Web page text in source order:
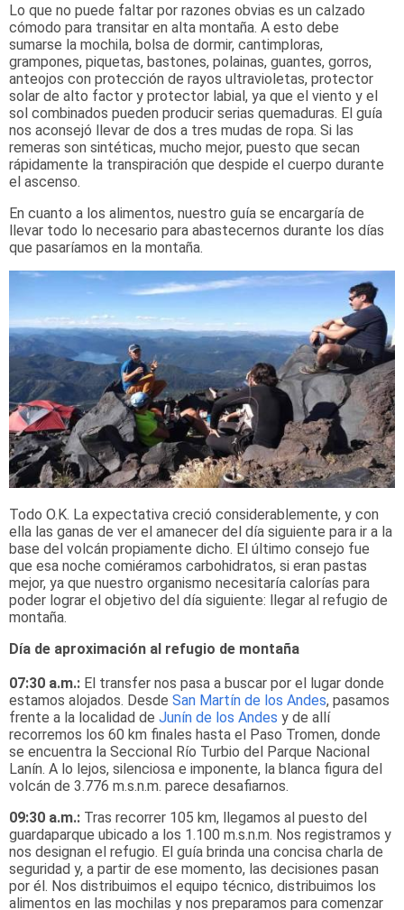
Lo que no puede faltar por razones obvias es un calzado
cómodo para transitar en alta montaña. A esto debe
sumarse la mochila, bolsa de dormir, cantimploras,
grampones, piquetas, bastones, polainas, guantes, gorros,
anteojos con protección de rayos ultravioletas, protector
solar de alto factor y protector labial, ya que el viento y el
sol combinados pueden producir serias quemaduras. El guía
nos aconsejó llevar de dos a tres mudas de ropa. Si las
remeras son sintéticas, mucho mejor, puesto que secan
rápidamente la transpiración que despide el cuerpo durante
el ascenso.
En cuanto a los alimentos, nuestro guía se encargaría de
llevar todo lo necesario para abastecernos durante los días
que pasaríamos en la montaña.
Todo O.K. La expectativa creció considerablemente, y con
ella las ganas de ver el amanecer del día siguiente para ir a la
base del volcán propiamente dicho. El último consejo fue
que esa noche comiéramos carbohidratos, si eran pastas
mejor, ya que nuestro organismo necesitaría calorías para
poder lograr el objetivo del día siguiente: llegar al refugio de
montaña.
Día de aproximación al refugio de montaña
07:30 a.m.: El transfer nos pasa a buscar por el lugar donde
estamos alojados. Desde San Martín de los Andes, pasamos
frente a la localidad de Junín de los Andes y de allí
recorremos los 60 km finales hasta el Paso Tromen, donde
se encuentra la Seccional Río Turbio del Parque Nacional
Lanín. A lo lejos, silenciosa e imponente, la blanca figura del
volcán de 3.776 m.s.n.m. parece desafiarnos.
09:30 a.m.: Tras recorrer 105 km, llegamos al puesto del
guardaparque ubicado a los 1.100 m.s.n.m. Nos registramos y
nos designan el refugio. El guía brinda una concisa charla de
seguridad y, a partir de ese momento, las decisiones pasan
por él. Nos distribuimos el equipo técnico, distribuimos los
alimentos en las mochilas y nos preparamos para comenzar